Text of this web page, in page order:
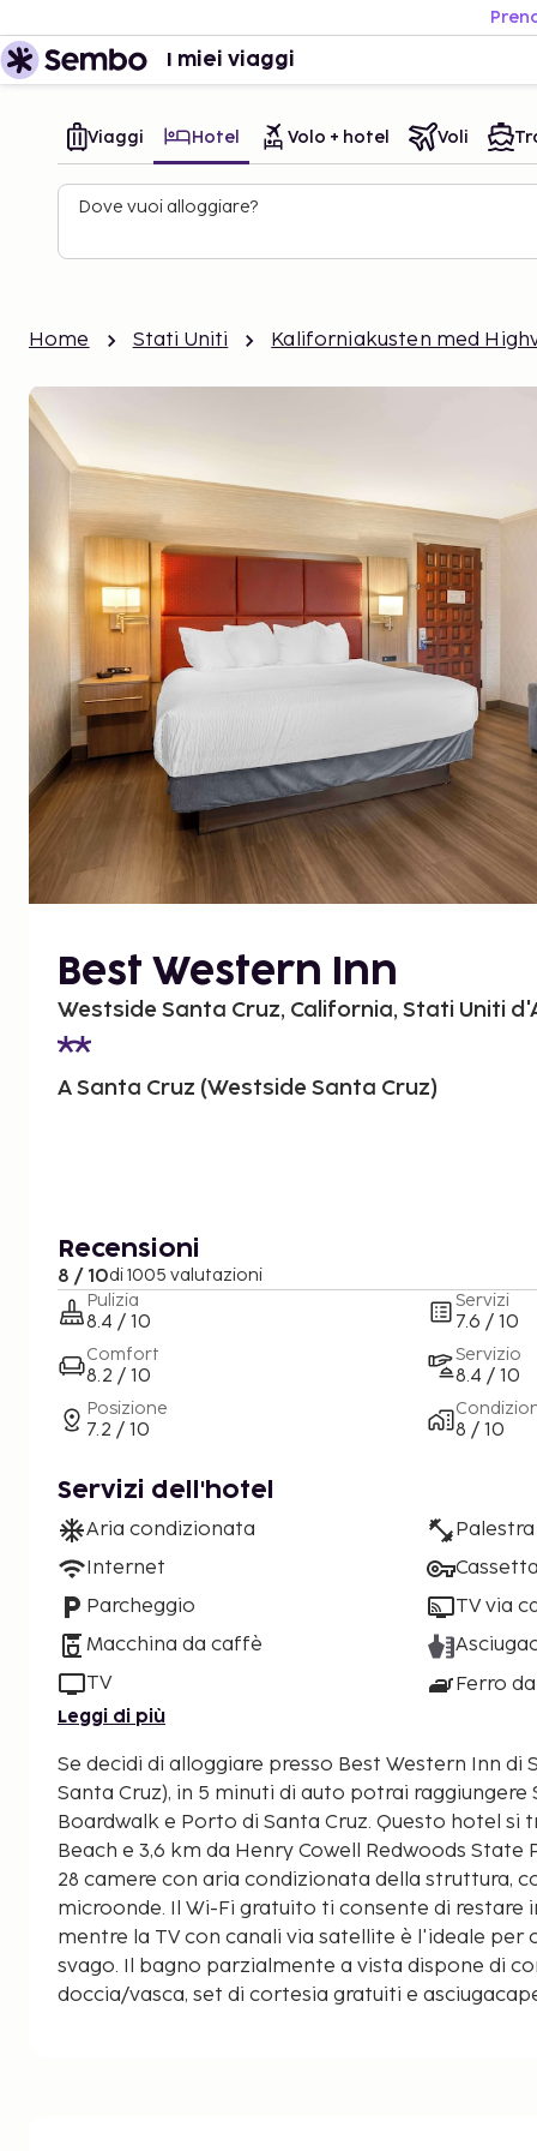
I miei viaggi
Viaggi Hotel Volo + hotel Voli
Dove vuoi alloggiare?
Home Stati Uniti Kaliforniakusten med
Best Western Inn
Westside Santa Cruz, California, Stati Uniti
A Santa Cruz (Westside Santa Cruz)
Recensioni
8 / 10di 1005 valutazioni
Pulizia
8.4 / 10
Comfort
8.2 / 10
Posizione
7.2 / 10
Servizi
7.6 / 10
Servizio
8.4 / 10
8 / 10
Servizi dell'hotel
Aria condizionata
Internet
Parcheggio
Macchina da caffè
TV
Palestra
TV via
Ferro
Leggi di più
Se decidi di alloggiare presso Best Western Inn di
Santa Cruz), in 5 minuti di auto potrai raggiungere
Boardwalk e Porto di Santa Cruz. Questo hotel si trova a 7,9 km da Capitola
Beach e 3,6 km da Henry Cowell Redwoods State
28 camere con aria condizionata della struttura,
microonde. Il Wi-Fi gratuito ti consente di restare
mentre la TV con canali via satellite è l'ideale per
svago. Il bagno parzialmente a vista dispone di
doccia/vasca, set di cortesia gratuiti e